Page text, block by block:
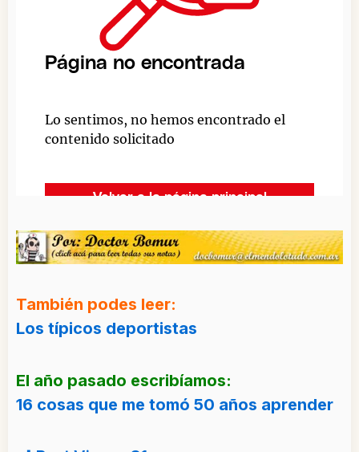
También podes leer:
Los típicos deportistas
El año pasado escribíamos:
16 cosas que me tomó 50 años aprender